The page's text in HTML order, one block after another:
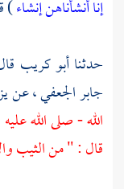
إنا أنشأناهن إنشاء)
حدثناأبو كريب
جابر الجعفي، عن
الله - صلى الله
قال : " من الثيب